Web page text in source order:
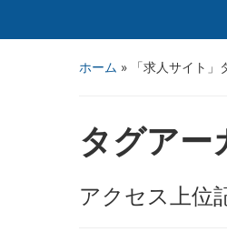
ホーム » 「求人サイト
タグア
アクセス上位